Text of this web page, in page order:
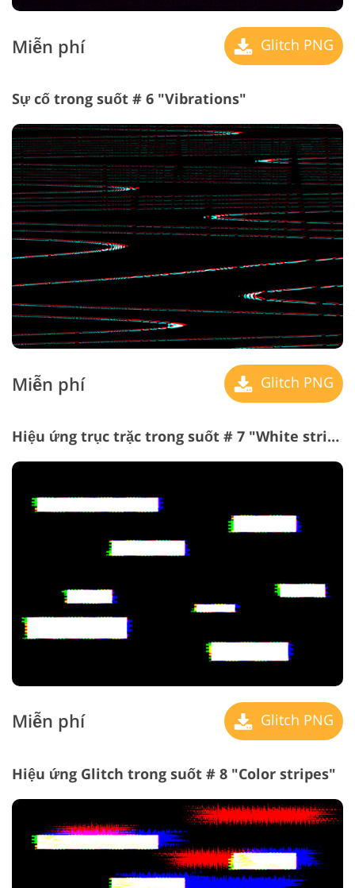
Miễn phí Glitch PNG
Sự cố trong suốt # 6 "Vibrations"
Miễn phí Glitch PNG
Hiệu ứng trục trặc trong suốt # 7 "White stripes"
Miễn phí Glitch PNG
Hiệu ứng Glitch trong suốt # 8 "Color stripes"